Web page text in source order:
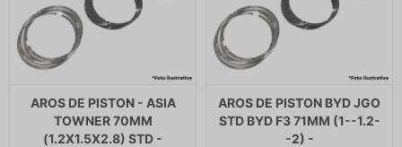
AROS DE PISTON - ASIA
TOWNER 70MM
(1.2X1.5X2.8) STD -
AROS DE PISTON BYD JGO
STD BYD F3 71MM (1--1.2-
-2) -